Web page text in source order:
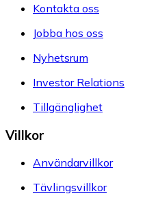
Kontakta oss
Jobba hos oss
Nyhetsrum
Investor Relations
Tillgänglighet
Villkor
Användarvillkor
Tävlingsvillkor